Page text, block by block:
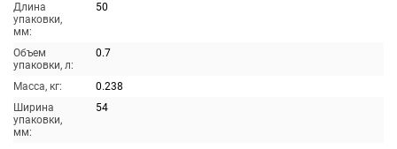
Длина
упаковки,
мм:
50
Объем
упаковки, л:
0.7
Масса, кг:
0.238
Ширина
упаковки,
мм:
54